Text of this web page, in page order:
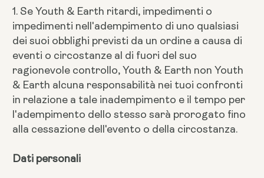
1. Se Youth & Earth ritardi, impedimenti o
impedimenti nell'adempimento di uno qualsiasi
dei suoi obblighi previsti da un ordine a causa di
eventi o circostanze al di fuori del suo
ragionevole controllo, Youth & Earth non Youth
& Earth alcuna responsabilità nei tuoi confronti
in relazione a tale inadempimento e il tempo per
l'adempimento dello stesso sarà prorogato fino
alla cessazione dell'evento o della circostanza.
Dati personali